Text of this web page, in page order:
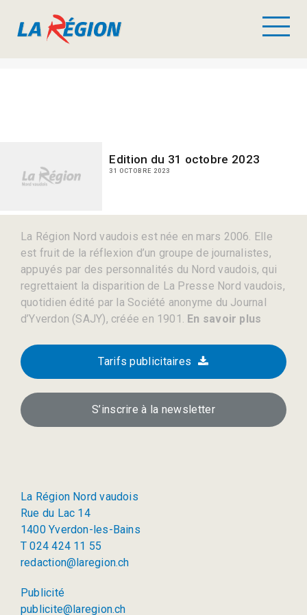
Edition du 31 octobre 2023
31 OCTOBRE 2023
La Région Nord vaudois est née en mars 2006. Elle
est fruit de la réflexion d’un groupe de journalistes,
appuyés par des personnalités du Nord vaudois, qui
regrettaient la disparition de La Presse Nord vaudois,
quotidien édité par la Société anonyme du Journal
d’Yverdon (SAJY), créée en 1901. En savoir plus
Tarifs publicitaires
S’inscrire à la newsletter
La Région Nord vaudois
Rue du Lac 14
1400 Yverdon-les-Bains
T 024 424 11 55
redaction@laregion.ch
Publicité
publicite@laregion.ch